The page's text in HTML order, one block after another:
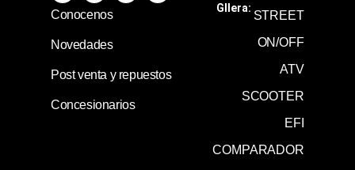
Conocenos
Novedades
Post venta y repuestos
Concesionarios
GIlera:
STREET
ON/OFF
ATV
SCOOTER
EFI
COMPARADOR